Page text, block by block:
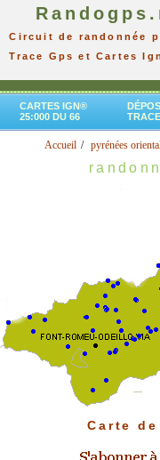
Circuit de randonnée
Trace Gps et Cartes
CARTES IGN®
25:000 DU 66
Accueil pyrénées
Carte